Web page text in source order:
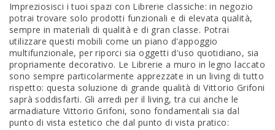
Impreziosisci i tuoi spazi con Librerie classiche: in negozio
potrai trovare solo prodotti funzionali e di elevata qualità,
sempre in materiali di qualità e di gran classe. Potrai
utilizzare questi mobili come un piano d'appoggio
multifunzionale, per riporci sia oggetti d'uso quotidiano, sia
propriamente decorativo. Le Librerie a muro in legno laccato
sono sempre particolarmente apprezzate in un living di tutto
rispetto: questa soluzione di grande qualità di Vittorio Grifoni
saprà soddisfarti. Gli arredi per il living, tra cui anche le
armadiature Vittorio Grifoni, sono fondamentali sia dal
punto di vista estetico che dal punto di vista pratico: